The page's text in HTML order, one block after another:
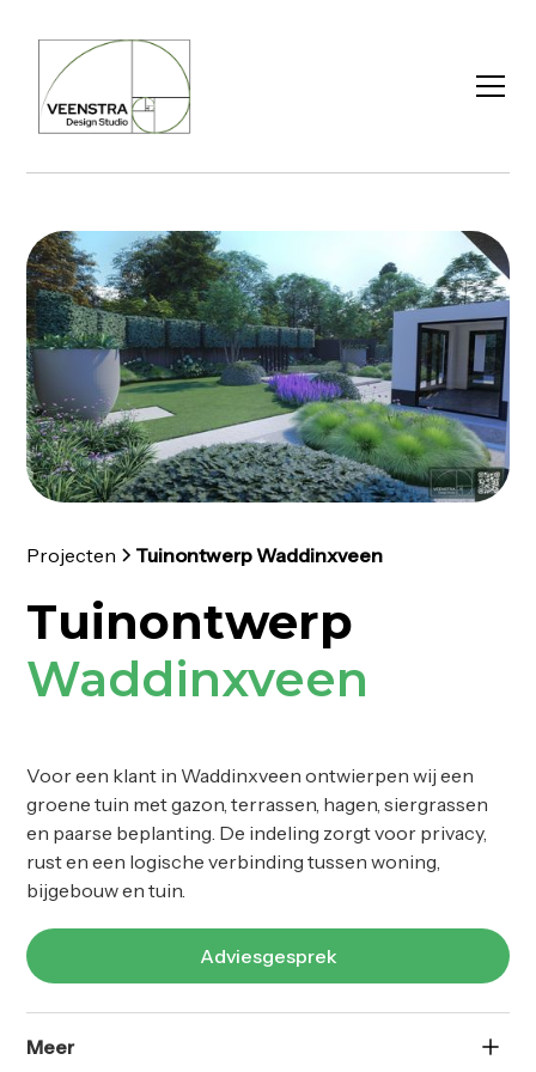
Projecten Tuinontwerp Waddinxveen
Tuinontwerp
Waddinxveen
Voor een klant in Waddinxveen ontwierpen wij een
groene tuin met gazon, terrassen, hagen, siergrassen
en paarse beplanting. De indeling zorgt voor privacy,
rust en een logische verbinding tussen woning,
bijgebouw en tuin.
Adviesgesprek
Meer